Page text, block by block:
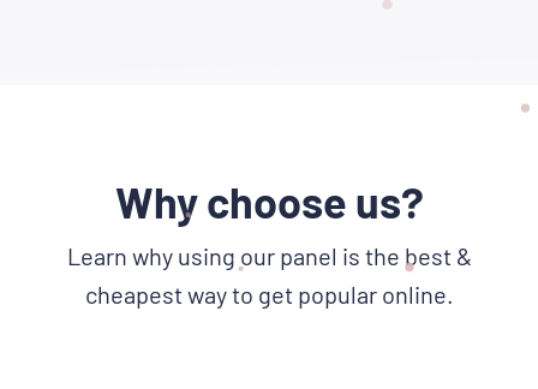
Why choose us?
Learn why using our panel is the best &
cheapest way to get popular online.